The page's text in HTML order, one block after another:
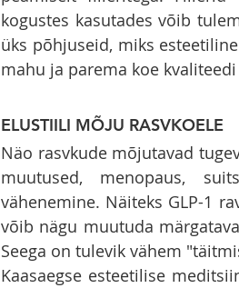
kogustes kasutades võib
üks põhjuseid, miks
mahu ja parema koe
ELUSTIILI MÕJU RASVKOELE
Näo rasvkude mõjutavad
muutused, menopaus,
vähenemine. Näiteks GLP-1
võib nägu muutuda
Seega on tulevik vähem
Kaasaegse esteetilise